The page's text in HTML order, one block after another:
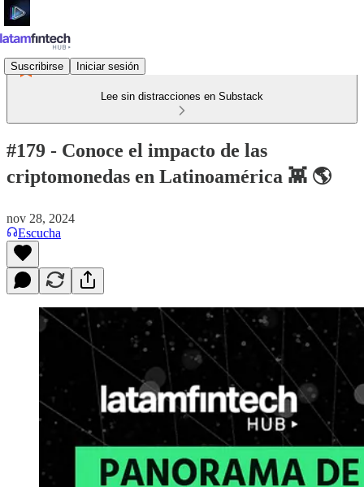
Suscribirse Iniciar sesión
Lee sin distracciones en Substack
#179 - Conoce el impacto de las
criptomonedas en Latinoamérica 👾 🌎
nov 28, 2024
Escucha